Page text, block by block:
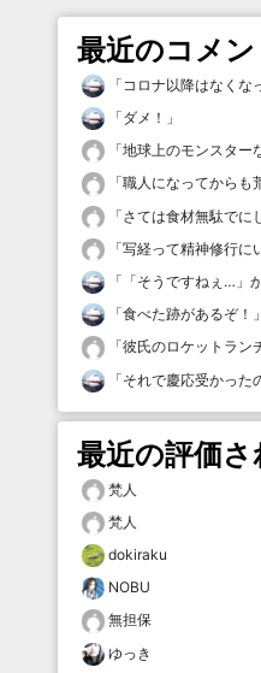
最近のコメン
「 コロナ以降はなくな
「ダメ！ 」
「地球上のモンスター
「職人になってからも
「さては食材無駄でに
「写経って精神修行に
「 「そうですねぇ…」
「食べた跡があるぞ！ 」
「彼氏のロケットラン
「それで慶応受かった
最近の評価
梵人
梵人
dokiraku
NOBU
無担保
ゆっき